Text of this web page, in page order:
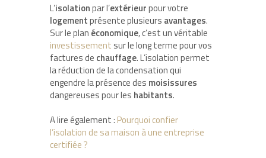
L’isolationpar l’extérieurpour votre
logementprésente plusieurs avantages.
Sur le plan économique, c’est un véritable
investissement sur le long terme pour vos
factures de chauffage. L’isolation permet
la réduction de la condensation qui
engendre la présence des moisissures
dangereuses pour les habitants.
A lire également : Pourquoi confier
l’isolation de sa maison à une entreprise
certifiée ?